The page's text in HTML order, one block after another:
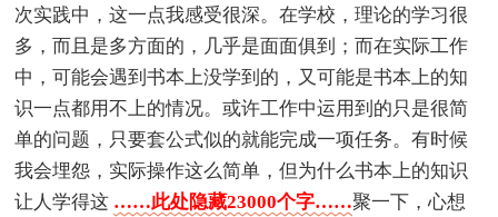
次实践中，这一点我感受很深。在学校，理论的学习很
多，而且是多方面的，几乎是面面俱到；而在实际工作
中，可能会遇到书本上没学到的，又可能是书本上的知
识一点都用不上的情况。或许工作中运用到的只是很简
单的问题，只要套公式似的就能完成一项任务。有时候
我会埋怨，实际操作这么简单，但为什么书本上的知识
让人学得这 ……此处隐藏23000个字……聚一下，心想